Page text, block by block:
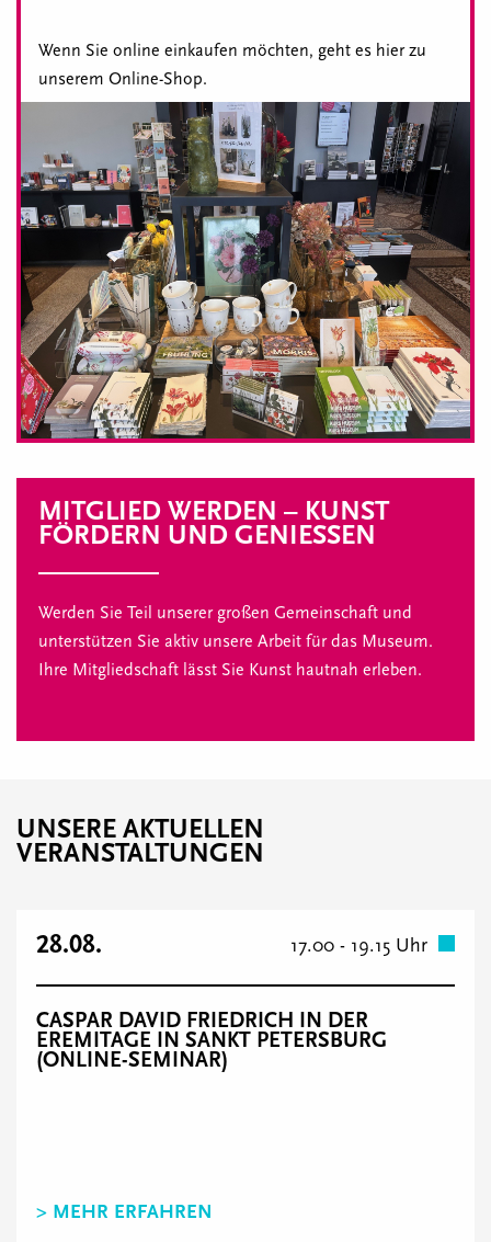
Wenn Sie online einkaufen möchten, geht es hier zu
unserem Online-Shop.
MITGLIED WERDEN – KUNST
FÖRDERN UND GENIESSEN
Werden Sie Teil unserer großen Gemeinschaft und
unterstützen Sie aktiv unsere Arbeit für das Museum.
Ihre Mitgliedschaft lässt Sie Kunst hautnah erleben.
UNSERE AKTUELLEN
VERANSTALTUNGEN
28.08. 17.00 - 19.15 Uhr
CASPAR DAVID FRIEDRICH IN DER
EREMITAGE IN SANKT PETERSBURG
(ONLINE-SEMINAR)
> MEHR ERFAHREN